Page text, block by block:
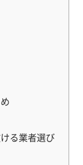
る業者選び